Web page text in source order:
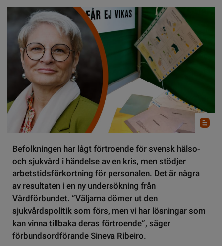
Befolkningen har lågt förtroende för svensk hälso-
och sjukvård i händelse av en kris, men stödjer
arbetstidsförkortning för personalen. Det är några
av resultaten i en ny undersökning från
Vårdförbundet. ”Väljarna dömer ut den
sjukvårdspolitik som förs, men vi har lösningar som
kan vinna tillbaka deras förtroende”, säger
förbundsordförande Sineva Ribeiro.